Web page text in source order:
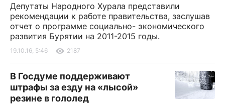
Депутаты Народного Хурала представили
рекомендации к работе правительства, заслушав
отчет о программе социально- экономического
развития Бурятии на 2011-2015 годы.
19.10.16, 5:46 2187
В Госдуме поддерживают
штрафы за езду на «лысой»
резине в гололед